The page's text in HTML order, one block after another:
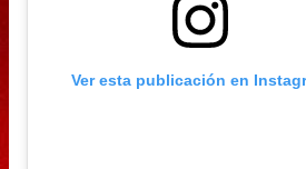
Ver esta publicación en